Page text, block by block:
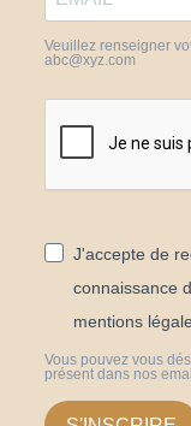
Veuillez renseigner
abc@xyz.com
J'accepte de
connaissance
mentions
Vous pouvez vous
présent dans nos